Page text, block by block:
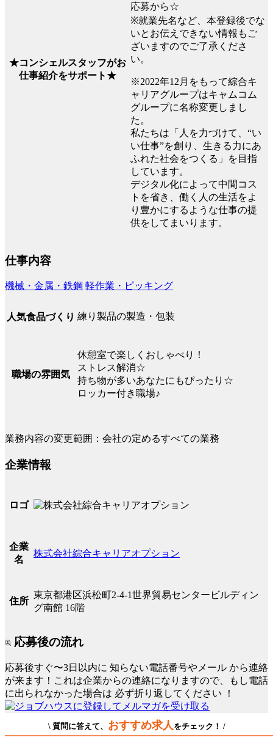
★コンシェルスタッフがお
仕事紹介をサポート★
応募から☆
※就業先名など、本登録後でな
いとお伝えできない情報もご
ざいますのでご了承くださ
い。
※2022年12月をもって綜合キ
ャリアグループはキャムコム
グループに名称変更しまし
た。
私たちは「人を力づけて、“い
い仕事”を創り、生きる力にあ
ふれた社会をつくる」を目指
しています。
デジタル化によって中間コス
トを省き、働く人の生活をよ
り豊かにするような仕事の提
供をしてまいります。
仕事内容
機械・金属・鉄鋼 軽作業・ピッキング
人気食品づくり 練り製品の製造・包装
職場の雰囲気
休憩室で楽しくおしゃべり！
ストレス解消☆
持ち物が多いあなたにもぴったり☆
ロッカー付き職場♪
業務内容の変更範囲：会社の定めるすべての業務
企業情報
ロゴ
企業
名
株式会社綜合キャリアオプション
住所
東京都港区浜松町2-4-1世界貿易センタービルディン
グ南館 16階
応募後の流れ
応募後すぐ〜3日以内に 知らない電話番号やメール から連絡
が来ます！これは企業からの連絡になりますので、もし電話
に出られなかった場合は 必ず折り返してください ！
\ 質問に答えて、 おすすめ求人をチェック！ /